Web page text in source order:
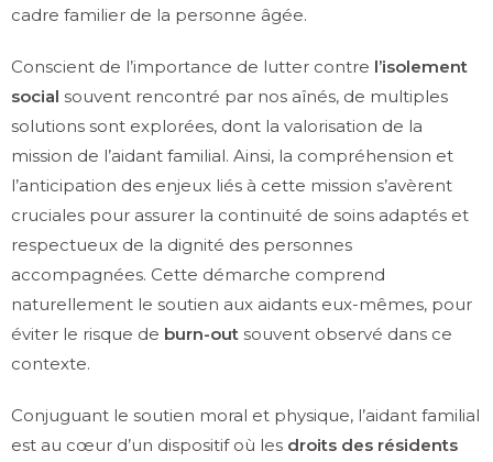
cadre familier de la personne âgée.
Conscient de l’importance de lutter contre l’isolement
social souvent rencontré par nos aînés, de multiples
solutions sont explorées, dont la valorisation de la
mission de l’aidant familial. Ainsi, la compréhension et
l’anticipation des enjeux liés à cette mission s’avèrent
cruciales pour assurer la continuité de soins adaptés et
respectueux de la dignité des personnes
accompagnées. Cette démarche comprend
naturellement le soutien aux aidants eux-mêmes, pour
éviter le risque de burn-out souvent observé dans ce
contexte.
Conjuguant le soutien moral et physique, l’aidant familial
est au cœur d’un dispositif où les droits des résidents